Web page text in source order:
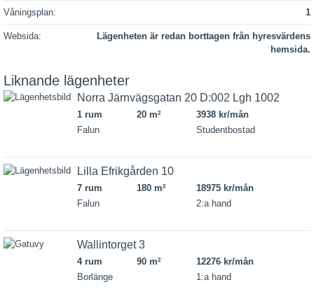
Våningsplan: 1
Websida:
Lägenheten är redan borttagen från hyresvärdens
hemsida.
Liknande lägenheter
Norra Järnvägsgatan 20 D:002 Lgh 1002
1 rum 20 m2
3938 kr/mån
Falun
Studentbostad
Lilla Efrikgården 10
7 rum 180 m2
18975 kr/mån
Falun
2:a hand
Wallintorget 3
4 rum 90 m2
12276 kr/mån
Borlänge
1:a hand